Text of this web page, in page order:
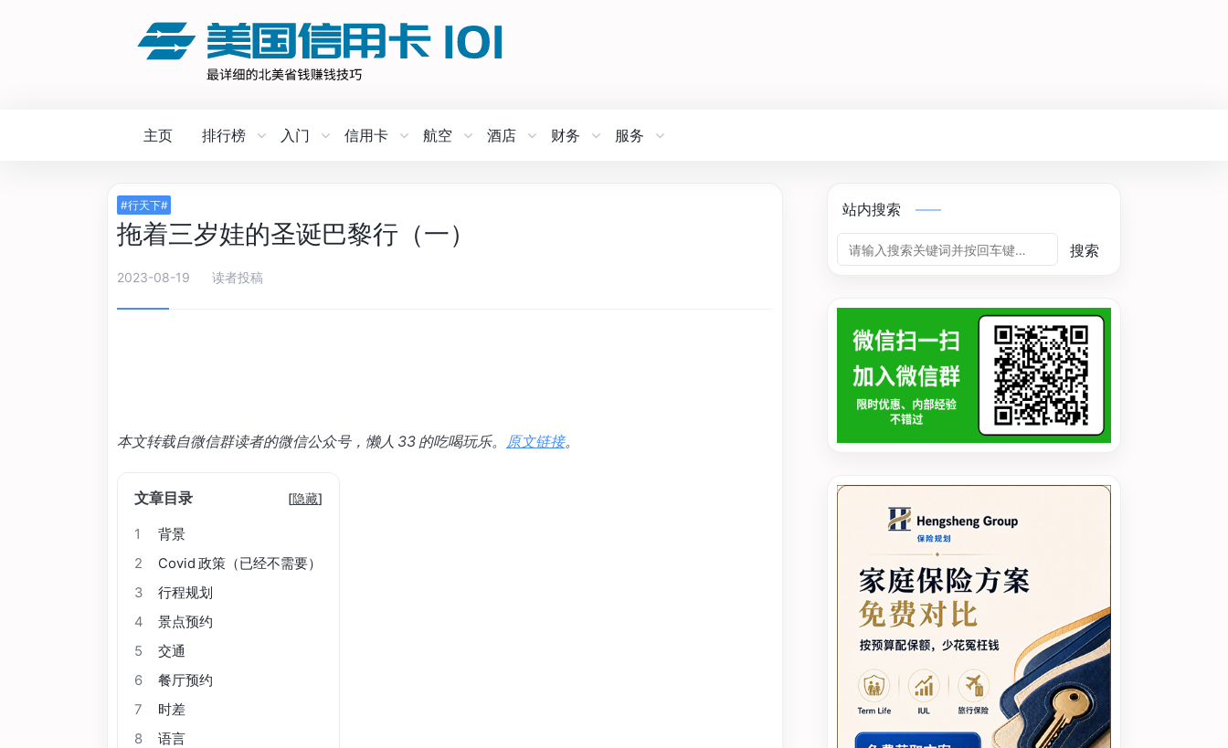
主页 排行榜 入门 信用卡 航空 酒店 财务 服务
#行天下#
拖着三岁娃的圣诞巴黎行（一）
2023-08-19 读者投稿
本文转载自微信群读者的微信公众号，懒人 33 的吃喝玩乐。 原文链接。
文章目录 [隐藏]
1
背景
2
Covid 政策（已经不需要）
3
行程规划
4
景点预约
5
交通
6
餐厅预约
7
时差
8
语言
站内搜索
搜索